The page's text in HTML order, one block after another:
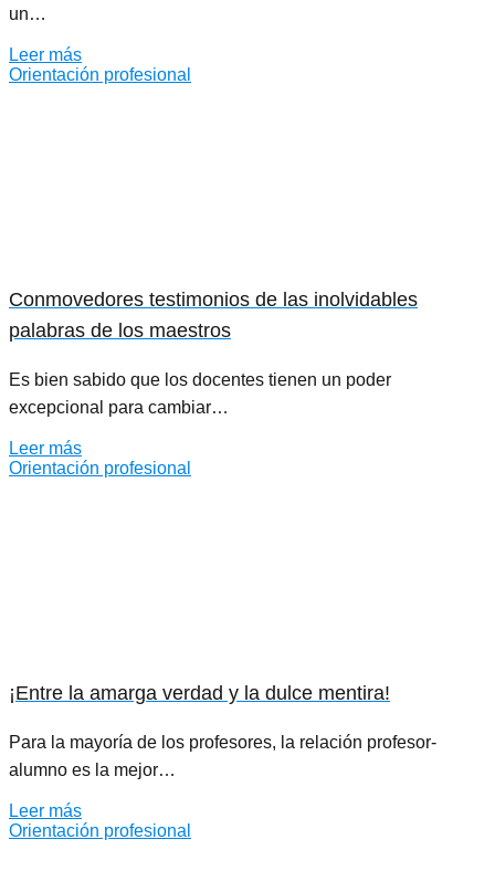
un…
Leer más
Orientación profesional
Conmovedores testimonios de las inolvidables
palabras de los maestros
Es bien sabido que los docentes tienen un poder
excepcional para cambiar…
Leer más
Orientación profesional
¡Entre la amarga verdad y la dulce mentira!
Para la mayoría de los profesores, la relación profesor-
alumno es la mejor…
Leer más
Orientación profesional